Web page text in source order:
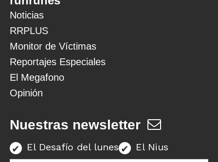
Noticias
RRPLUS
Monitor de Víctimas
Reportajes Especiales
El Megafono
Opinión
Nuestras newsletter
El Desafío del lunes El Nius